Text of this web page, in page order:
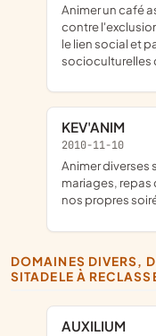
animer un café associatif par des bénévoles pour luter
contre
le lien social et
socioculturelles
KEV'ANIM
2010-11-10
animer diverses soirées telles que des anniversaires,
mariages, repas
nos propres
DOMAINES DIVERS, DOMAINES DE NOMENCLATURE
SITADELE À
AUXILIUM